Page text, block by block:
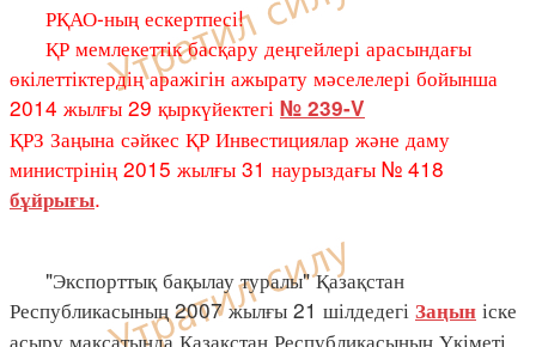
РҚАО-ның ескертпесі!
ҚР мемлекеттік басқару деңгейлері арасындағы
өкілеттіктердің аражігін ажырату мәселелері бойынша
2014 жылғы 29 қыркүйектегі № 239-V
ҚРЗ Заңына сәйкес ҚР Инвестициялар және даму
министрінің 2015 жылғы 31 наурыздағы № 418
бұйрығы.
"Экспорттық бақылау туралы" Қазақстан
Республикасының 2007 жылғы 21 шілдедегі Заңын іске
асыру мақсатында Қазақстан Республикасының Үкіметі